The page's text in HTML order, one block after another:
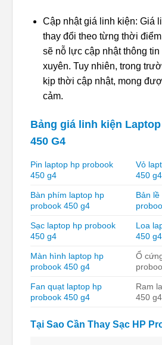
Cập nhật giá linh kiện: Giá
thay đổi theo từng thời
sẽ nỗ lực cập nhật thông
xuyên. Tuy nhiên, trong
kịp thời cập nhật, mong
cảm.
Bảng giá linh kiện
450 G4
Pin laptop hp probook
450 g4
Vỏ
450 g4
Bàn phím laptop hp
probook 450 g4
Bản
Sạc laptop hp probook
450 g4
Loa
450 g4
Màn hình laptop hp
probook 450 g4
Ổ
Fan quạt laptop hp
probook 450 g4
Ram
450 g4
Tại Sao Cần Thay Sạc HP